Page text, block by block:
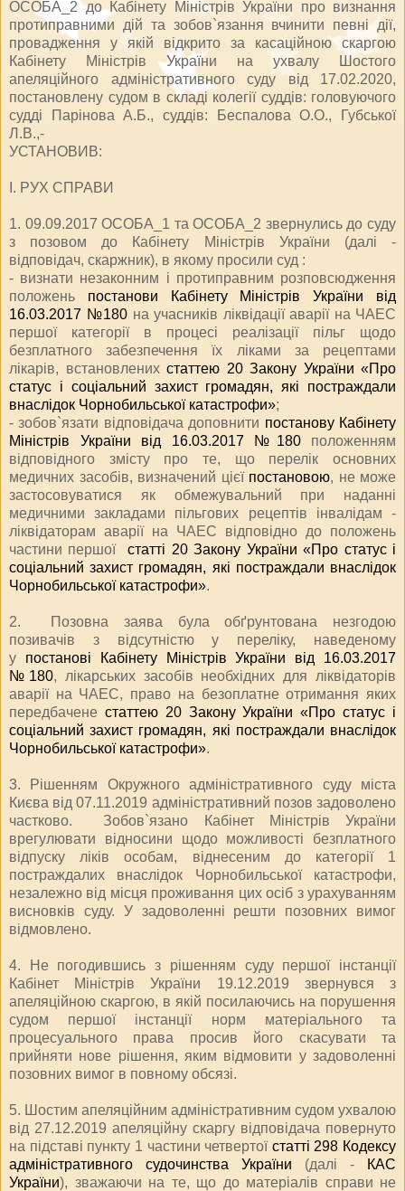
ОСОБА_2 до Кабінету Міністрів України про визнання
протиправними дій та зобов`язання вчинити певні дії,
провадження у якій відкрито за касаційною скаргою
Кабінету Міністрів України на ухвалу Шостого
апеляційного адміністративного суду від 17.02.2020,
постановлену судом в складі колегії суддів: головуючого
судді Парінова А.Б., суддів: Беспалова О.О., Губської
Л.В.,-
УСТАНОВИВ:
І. РУХ СПРАВИ
1. 09.09.2017 ОСОБА_1 та ОСОБА_2 звернулись до суду
з позовом до Кабінету Міністрів України (далі -
відповідач, скаржник), в якому просили суд :
- визнати незаконним і протиправним розповсюдження
положень постанови Кабінету Міністрів України від
16.03.2017 №180 на учасників ліквідації аварії на ЧАЕС
першої категорії в процесі реалізації пільг щодо
безплатного забезпечення їх ліками за рецептами
лікарів, встановлених статтею 20 Закону України «Про
статус і соціальний захист громадян, які постраждали
внаслідок Чорнобильської катастрофи»;
- зобов`язати відповідача доповнити постанову Кабінету
Міністрів України від 16.03.2017 №180положенням
відповідного змісту про те, що перелік основних
медичних засобів, визначений цієї постановою, не може
застосовуватися як обмежувальний при наданні
медичними закладами пільгових рецептів інвалідам -
ліквідаторам аварії на ЧАЕС відповідно до положень
частини першоїстатті 20 Закону України «Про статус і
соціальний захист громадян, які постраждали внаслідок
Чорнобильської катастрофи».
2. Позовна заява була обґрунтована незгодою
позивачів з відсутністю у переліку, наведеному
у постанові Кабінету Міністрів України від 16.03.2017
№180, лікарських засобів необхідних для ліквідаторів
аварії на ЧАЕС, право на безоплатне отримання яких
передбачене статтею 20 Закону України «Про статус і
соціальний захист громадян, які постраждали внаслідок
Чорнобильської катастрофи».
3. Рішенням Окружного адміністративного суду міста
Києва від 07.11.2019 адміністративний позов задоволено
частково. Зобов`язано Кабінет Міністрів України
врегулювати відносини щодо можливості безплатного
відпуску ліків особам, віднесеним до категорії 1
постраждалих внаслідок Чорнобильської катастрофи,
незалежно від місця проживання цих осіб з урахуванням
висновків суду. У задоволенні решти позовних вимог
відмовлено.
4. Не погодившись з рішенням суду першої інстанції
Кабінет Міністрів України 19.12.2019 звернувся з
апеляційною скаргою, в якій посилаючись на порушення
судом першої інстанції норм матеріального та
процесуального права просив його скасувати та
прийняти нове рішення, яким відмовити у задоволенні
позовних вимог в повному обсязі.
5. Шостим апеляційним адміністративним судом ухвалою
від 27.12.2019 апеляційну скаргу відповідача повернуто
на підставі пункту 1 частини четвертої статті 298 Кодексу
адміністративного судочинства України (далі -
КАС
України), зважаючи на те, що до матеріалів справи не